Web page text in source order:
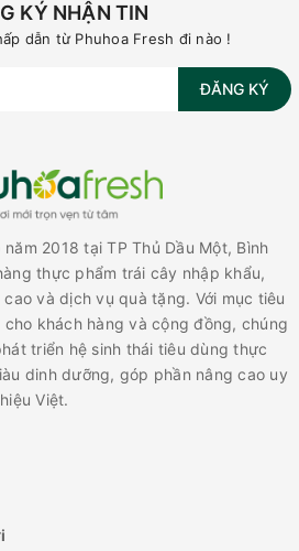
KÝ NHẬN TIN
dẫn từ Phuhoa Fresh đi nào !
ĐĂNG KÝ
2018 tại TP Thủ Dầu Một, Bình
thực phẩm trái cây nhập khẩu,
và dịch vụ quà tặng. Với mục tiêu
khách hàng và cộng đồng, chúng
triển hệ sinh thái tiêu dùng thực
dinh dưỡng, góp phần nâng cao uy
Việt.